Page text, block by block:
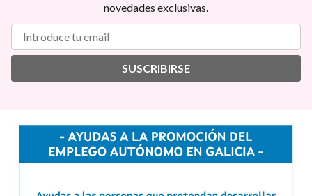
novedades exclusivas.
SUSCRIBIRSE